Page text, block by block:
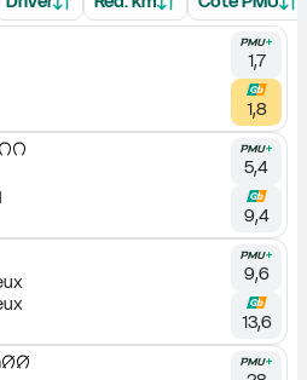
1,7
1,8
5,4
9,4
9,6
13,6